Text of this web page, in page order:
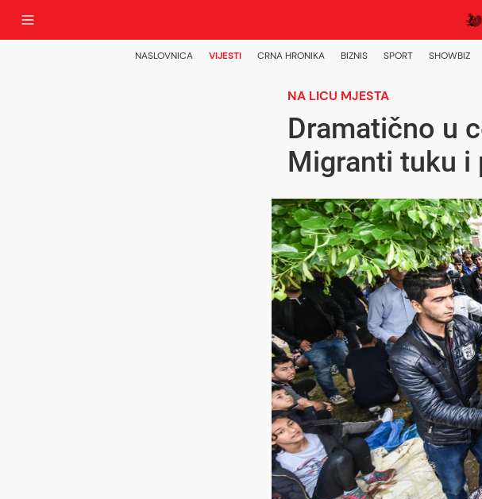
NASLOVNICA VIJESTI CRNA HRONIKA BIZNIS SPORT SHOWBIZ
NA LICU MJESTA
Dramatično u
Migranti tuku i